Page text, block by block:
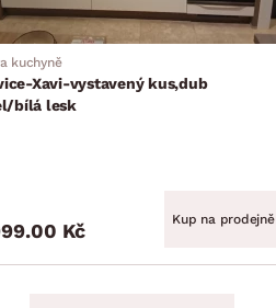
kuchyně
Xavi-vystavený kus,dub
bílá lesk
Kč Kup na prodejně